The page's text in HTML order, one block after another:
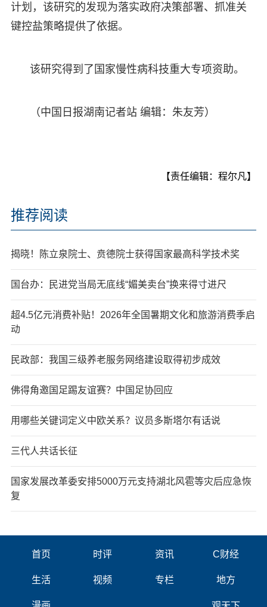
计划，该研究的发现为落实政府决策部署、抓准关
键控盐策略提供了依据。
该研究得到了国家慢性病科技重大专项资助。
（中国日报湖南记者站 编辑：朱友芳）
【责任编辑：程尔凡】
推荐阅读
揭晓！陈立泉院士、贲德院士获得国家最高科学技术奖
国台办：民进党当局无底线“媚美卖台”换来得寸进尺
超4.5亿元消费补贴！2026年全国暑期文化和旅游消费季启
动
民政部：我国三级养老服务网络建设取得初步成效
佛得角邀国足踢友谊赛？中国足协回应
用哪些关键词定义中欧关系？议员多斯塔尔有话说
三代人共话长征
国家发展改革委安排5000万元支持湖北风雹等灾后应急恢
复
首页 时评 资讯 C财经
生活 视频 专栏 地方